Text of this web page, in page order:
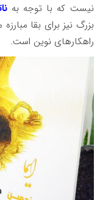
نیست که با توجه به
بزرگ نیز برای بقا
راهکارهای نوین است.